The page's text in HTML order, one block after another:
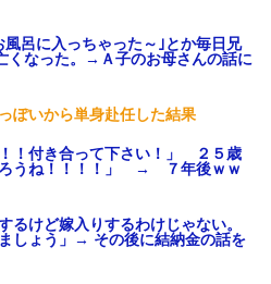
呂に入っちゃった～｣とか毎日兄
くなった。→Ａ子のお母さんの話に
ぽいから単身赴任した結果
！付き合って下さい！」 ２５歳
ろうね！！！！」 → ７年後ｗｗ
るけど嫁入りするわけじゃない。
しょう」→ その後に結納金の話を